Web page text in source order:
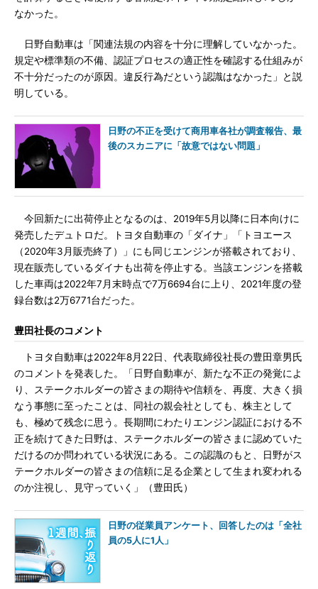
なかった。
日野自動車は「関連法規の内容を十分に理解していなかった。
規定や標準類の不備、認証プロセスの適正性を確認する仕組みが
不十分だったのが原因。違反行為だという認識はなかった」と説
明している。
日野の不正を受けて商用車各社が調査報告、最
後のスカニアに「故意ではない問題」
今回新たに出荷停止となるのは、2019年5月以降に日本向けに
発売したデュトロだ。トヨタ自動車の「ダイナ」「トヨエース
（2020年3月販売終了）」にも同じエンジンが搭載されており、
現在販売しているダイナも出荷を停止する。当該エンジンを搭載
した車両は2022年7月末時点で7万6694台に上り、2021年度の登
録台数は2万6771台だった。
豊田社長のコメント
トヨタ自動車は2022年8月22日、代表取締役社長の豊田章男氏
のコメントを発表した。「日野自動車が、新たな不正の発覚によ
り、ステークホルダーの皆さまの期待や信頼を、再度、大きく損
なう事態に至ったことは、同社の親会社としても、株主として
も、極めて残念に思う。長期間にわたりエンジン認証における不
正を続けてきた日野は、ステークホルダーの皆さまに認めていた
だけるのか問われている状況にある。この認識のもと、日野がス
テークホルダーの皆さまの信頼に足る企業として生まれ変われる
のか注視し、見守っていく」（豊田氏）
日野の従業員アンケート、回答したのは「全社
員の5人に1人」